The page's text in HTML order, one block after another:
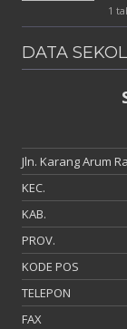
1
DATA
Jln. Karang Arum
KEC.
KAB.
PROV.
KODE POS
TELEPON
FAX